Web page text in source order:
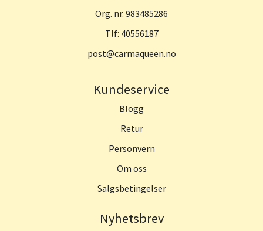
Org. nr. 983485286
Tlf: 40556187
post@carmaqueen.no
Kundeservice
Blogg
Retur
Personvern
Om oss
Salgsbetingelser
Nyhetsbrev